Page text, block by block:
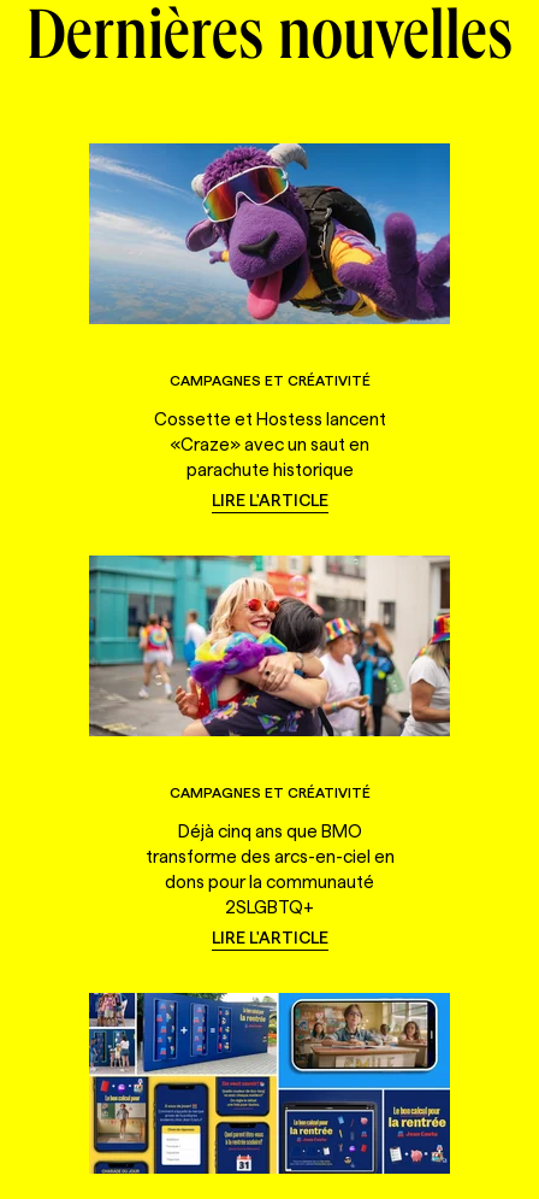
Dernières nouvelles
CAMPAGNES ET CRÉATIVITÉ
Cossette et Hostess lancent
«Craze» avec un saut en
parachute historique
LIRE L'ARTICLE
CAMPAGNES ET CRÉATIVITÉ
Déjà cinq ans que BMO
transforme des arcs-en-ciel en
dons pour la communauté
2SLGBTQ+
LIRE L'ARTICLE